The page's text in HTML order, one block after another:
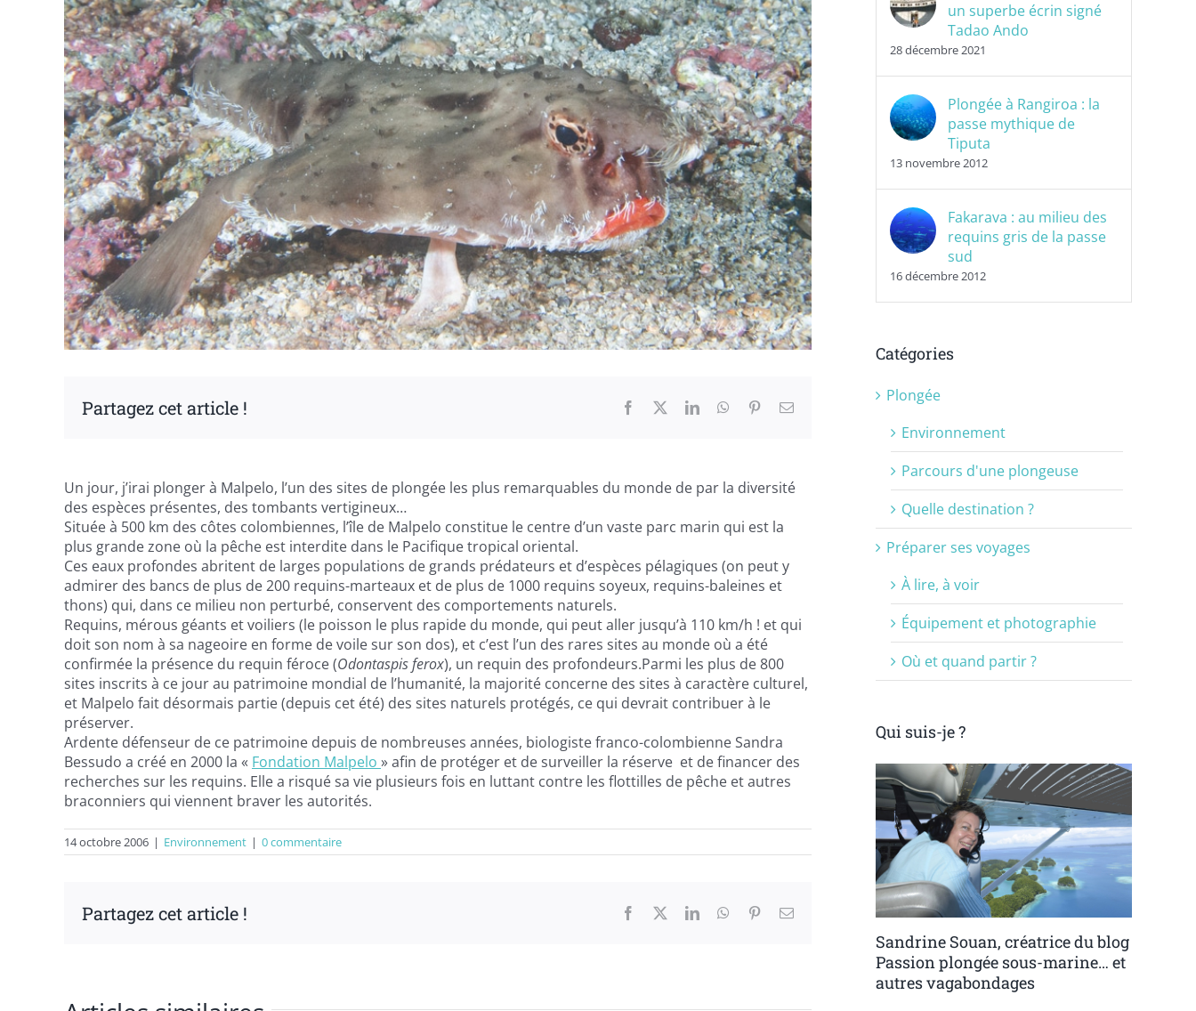
Partagez cet article ! Facebook LinkedInWhatsApp
PinterestEmail
Un jour, j’irai plonger à Malpelo, l’un des sites de plongée les plus remarquables du monde de par la diversité
des espèces présentes, des tombants vertigineux…
Située à 500 km des côtes colombiennes, l’île de Malpelo constitue le centre d’un vaste parc marin qui est la
plus grande zone où la pêche est interdite dans le Pacifique tropical oriental.
Ces eaux profondes abritent de larges populations de grands prédateurs et d’espèces pélagiques (on peut y
admirer des bancs de plus de 200 requins-marteaux et de plus de 1000 requins soyeux, requins-baleines et
thons) qui, dans ce milieu non perturbé, conservent des comportements naturels.
Requins, mérous géants et voiliers (le poisson le plus rapide du monde, qui peut aller jusqu’à 110 km/h ! et qui
doit son nom à sa nageoire en forme de voile sur son dos), et c’est l’un des rares sites au monde où a été
confirmée la présence du requin féroce (Odontaspisferox), un requin des profondeurs.Parmi les plus de 800
sites inscrits à ce jour au patrimoine mondial de l’humanité, la majorité concerne des sites à caractère culturel,
et Malpelo fait désormais partie (depuis cet été) des sites naturels protégés, ce qui devrait contribuer à le
préserver.
Ardente défenseur de ce patrimoine depuis de nombreuses années, biologiste franco-colombienne Sandra
Bessudo a créé en 2000 la « Fondation Malpelo » afin de protéger et de surveiller la réserve et de financer des
recherches sur les requins. Elle a risqué sa vie plusieurs fois en luttant contre les flottilles de pêche et autres
braconniers qui viennent braver les autorités.
14 octobre 2006 | Environnement | 0 commentaire
Partagez cet article ! Facebook LinkedInWhatsApp
PinterestEmail
un superbe écrin signé
Tadao Ando
28 décembre 2021
Plongée à Rangiroa : la
passe mythique de
Tiputa
13 novembre 2012
Fakarava : au milieu des
requins gris de la passe
sud
16 décembre 2012
Catégories
Plongée
Environnement
Parcours d'une plongeuse
Quelle destination ?
Préparer ses voyages
À lire, à voir
Équipement et photographie
Où et quand partir ?
Qui suis-je ?
Sandrine Souan, créatrice du blog
Passion plongée sous-marine… et
autres vagabondages